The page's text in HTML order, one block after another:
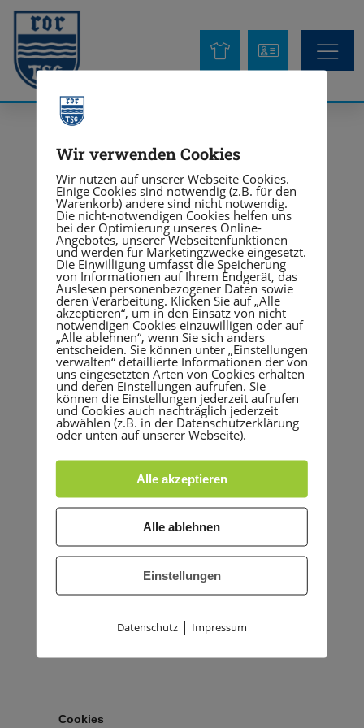
Cookies
Wir verwenden Cookies
Wir nutzen auf unserer Webseite Cookies.
Einige Cookies sind notwendig (z.B. für den
Warenkorb) andere sind nicht notwendig.
Die nicht-notwendigen Cookies helfen uns
bei der Optimierung unseres Online-
Angebotes, unserer Webseitenfunktionen
und werden für Marketingzwecke eingesetzt.
Die Einwilligung umfasst die Speicherung
von Informationen auf Ihrem Endgerät, das
Auslesen personenbezogener Daten sowie
deren Verarbeitung. Klicken Sie auf „Alle
akzeptieren“, um in den Einsatz von nicht
notwendigen Cookies einzuwilligen oder auf
„Alle ablehnen“, wenn Sie sich anders
entscheiden. Sie können unter „Einstellungen
verwalten“ detaillierte Informationen der von
uns eingesetzten Arten von Cookies erhalten
und deren Einstellungen aufrufen. Sie
können die Einstellungen jederzeit aufrufen
und Cookies auch nachträglich jederzeit
abwählen (z.B. in der Datenschutzerklärung
oder unten auf unserer Webseite).
Alle akzeptieren
Alle ablehnen
Einstellungen
Datenschutz| Impressum